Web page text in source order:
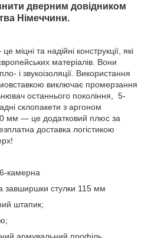
дверним довідником
Німеччини.
міцні та надійні конструкції, які
матеріалів. Вони
і звукоізоляції. Використання
виключає промерзання
останнього покоління, 5-
склопакети з аргоном
мм — це додатковий плюс за
доставка логістикою
камерна
завширшки стулки 115 мм
штапик;
армувальний профіль